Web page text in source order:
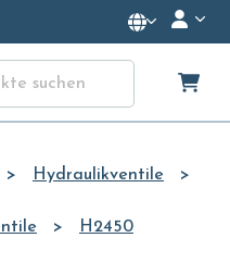
Hydraulikventile
H2450